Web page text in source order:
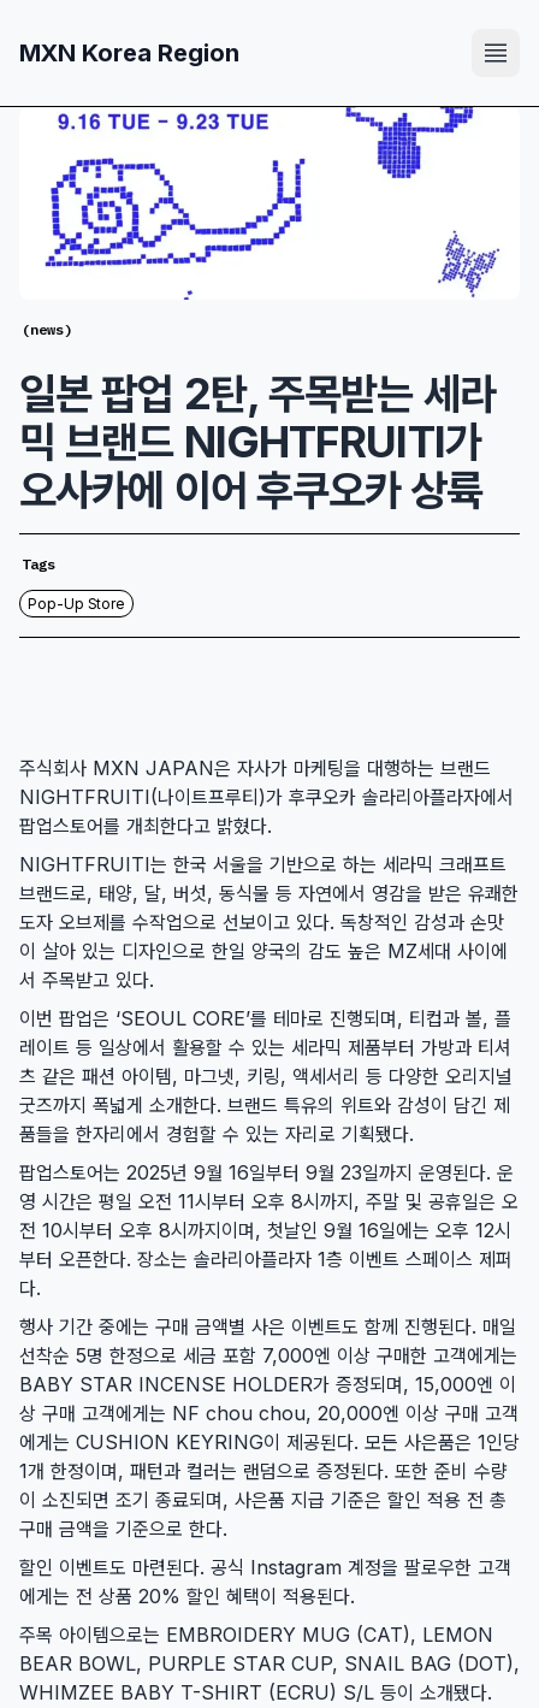
MXN Korea Region
(news)
일본 팝업 2탄, 주목받는 세라
믹 브랜드 NIGHTFRUITI가
오사카에 이어 후쿠오카 상륙
Tags
Pop-Up Store
주식회사 MXN JAPAN은 자사가 마케팅을 대행하는 브랜드
NIGHTFRUITI(나이트프루티)가 후쿠오카 솔라리아플라자에서
팝업스토어를 개최한다고 밝혔다.
NIGHTFRUITI는 한국 서울을 기반으로 하는 세라믹 크래프트
브랜드로, 태양, 달, 버섯, 동식물 등 자연에서 영감을 받은 유쾌한
도자 오브제를 수작업으로 선보이고 있다. 독창적인 감성과 손맛
이 살아 있는 디자인으로 한일 양국의 감도 높은 MZ세대 사이에
서 주목받고 있다.
이번 팝업은 ‘SEOUL CORE’를 테마로 진행되며, 티컵과 볼, 플
레이트 등 일상에서 활용할 수 있는 세라믹 제품부터 가방과 티셔
츠 같은 패션 아이템, 마그넷, 키링, 액세서리 등 다양한 오리지널
굿즈까지 폭넓게 소개한다. 브랜드 특유의 위트와 감성이 담긴 제
품들을 한자리에서 경험할 수 있는 자리로 기획됐다.
팝업스토어는 2025년 9월 16일부터 9월 23일까지 운영된다. 운
영 시간은 평일 오전 11시부터 오후 8시까지, 주말 및 공휴일은 오
전 10시부터 오후 8시까지이며, 첫날인 9월 16일에는 오후 12시
부터 오픈한다. 장소는 솔라리아플라자 1층 이벤트 스페이스 제퍼
다.
행사 기간 중에는 구매 금액별 사은 이벤트도 함께 진행된다. 매일
선착순 5명 한정으로 세금 포함 7,000엔 이상 구매한 고객에게는
BABY STAR INCENSE HOLDER가 증정되며, 15,000엔 이
상 구매 고객에게는 NF chou chou, 20,000엔 이상 구매 고객
에게는 CUSHION KEYRING이 제공된다. 모든 사은품은 1인당
1개 한정이며, 패턴과 컬러는 랜덤으로 증정된다. 또한 준비 수량
이 소진되면 조기 종료되며, 사은품 지급 기준은 할인 적용 전 총
구매 금액을 기준으로 한다.
할인 이벤트도 마련된다. 공식 Instagram 계정을 팔로우한 고객
에게는 전 상품 20% 할인 혜택이 적용된다.
주목 아이템으로는 EMBROIDERY MUG (CAT), LEMON
BEAR BOWL, PURPLE STAR CUP, SNAIL BAG (DOT),
WHIMZEE BABY T-SHIRT (ECRU) S/L 등이 소개됐다.